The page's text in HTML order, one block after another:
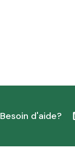
Besoin d'aide?